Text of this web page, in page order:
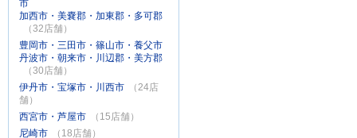
市
加西市・美嚢郡・加東郡・多可郡
（32店舗）
豊岡市・三田市・篠山市・養父市
丹波市・朝来市・川辺郡・美方郡
（30店舗）
伊丹市・宝塚市・川西市
（24店
舗）
西宮市・芦屋市
（15店舗）
尼崎市
（18店舗）